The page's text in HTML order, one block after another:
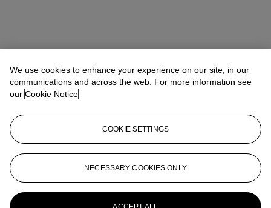
Léa Bloch
lbloch@christies.com
+33 (0)1 40 76 83 99
Lot Essay
Denise Bazetoux a confirmé l’authenticitéde cette œuvre.
We use cookies to enhance your experience on our site, in our
communications and across the web. For more information see
our Cookie Notice
COOKIE SETTINGS
NECESSARY COOKIES ONLY